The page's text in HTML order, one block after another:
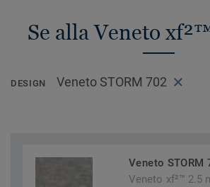
Se alla Veneto
DESIGN Veneto STORM 702
Veneto STORM
Veneto xf²™ 2.5